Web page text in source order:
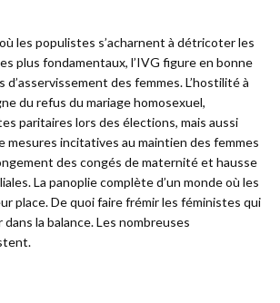
les populistes s’acharnent à détricoter les
plus fondamentaux, l’IVG figure en bonne
d’asservissement des femmes. L’hostilité à
du refus du mariage homosexuel,
paritaires lors des élections, mais aussi
mesures incitatives au maintien des femmes
des congés de maternité et hausse
La panoplie complète d’un monde où les
place. De quoi faire frémir les féministes qui
la balance. Les nombreuses